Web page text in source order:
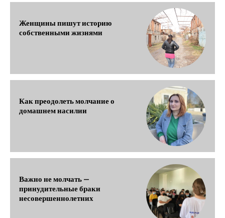
Женщины пишут историю
собственными жизнями
Как преодолеть молчание о
домашнем насилии
Важно не молчать —
принудительные браки
несовершеннолетних